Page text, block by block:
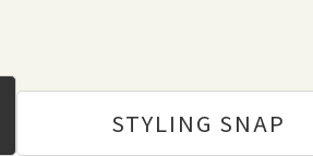
STYLING SNAP